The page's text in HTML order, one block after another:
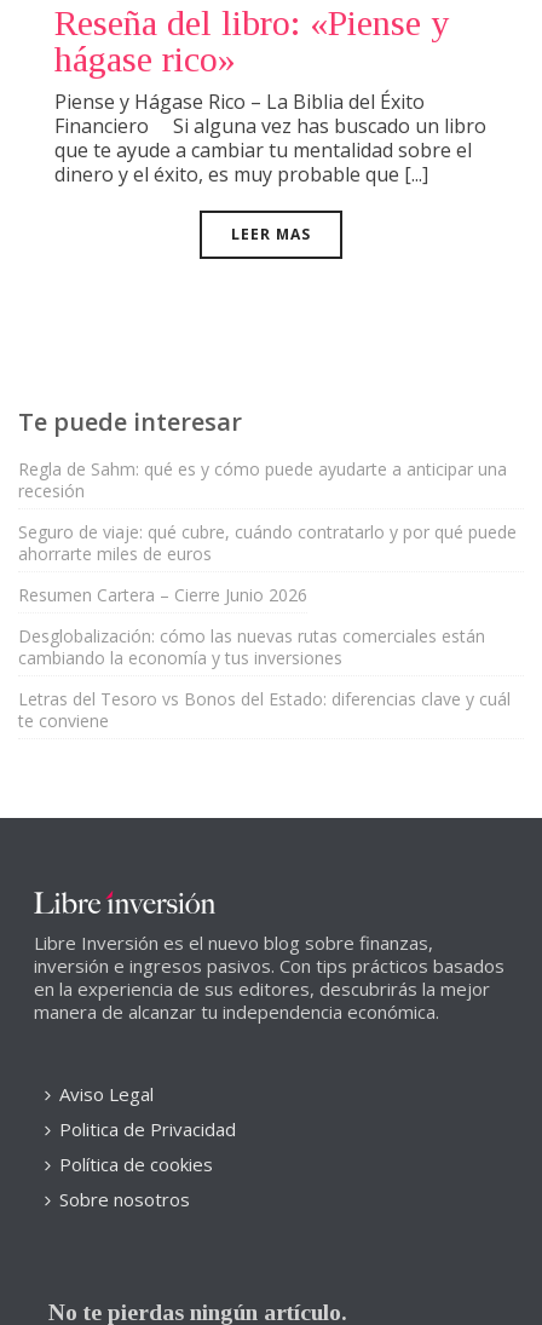
Reseña del libro: «Piense y
hágase rico»
Piense y Hágase Rico – La Biblia del Éxito
Financiero Si alguna vez has buscado un libro
que te ayude a cambiar tu mentalidad sobre el
dinero y el éxito, es muy probable que [...]
LEER MAS
Te puede interesar
Regla de Sahm: qué es y cómo puede ayudarte a anticipar una
recesión
Seguro de viaje: qué cubre, cuándo contratarlo y por qué puede
ahorrarte miles de euros
Resumen Cartera – Cierre Junio 2026
Desglobalización: cómo las nuevas rutas comerciales están
cambiando la economía y tus inversiones
Letras del Tesoro vs Bonos del Estado: diferencias clave y cuál
te conviene
Libre Inversión es el nuevo blog sobre finanzas,
inversión e ingresos pasivos. Con tips prácticos basados
en la experiencia de sus editores, descubrirás la mejor
manera de alcanzar tu independencia económica.
Aviso Legal
Politica de Privacidad
Política de cookies
Sobre nosotros
No te pierdas ningún artículo.